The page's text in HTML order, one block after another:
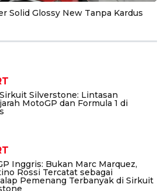
Solid Glossy New Tanpa Kardus
Silverstone: Lintasan
MotoGP dan Formula 1 di
Inggris: Bukan Marc Marquez,
Rossi Tercatat sebagai
Pemenang Terbanyak di Sirkuit